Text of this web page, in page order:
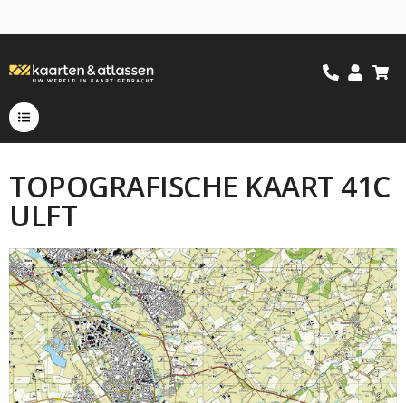
TOPOGRAFISCHE KAART 41C
ULFT